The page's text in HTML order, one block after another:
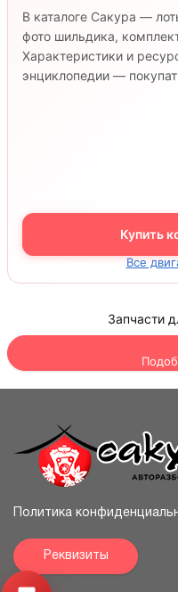
В каталоге Сакура —
фото шильдика,
Характеристики и
энциклопедии —
Купить
Все
Запчасти
Политика
Реквизиты